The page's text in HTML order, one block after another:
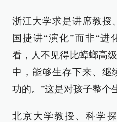
浙江大学求是讲席教授
国捷讲“演化”而非“
看，人不见得比蟑螂高
中，能够生存下来、继
功的。”这是对孩子整个
北京大学教授、科学